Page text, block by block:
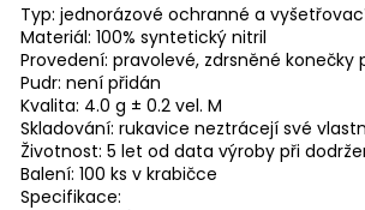
Typ: jednorázové ochranné a
Materiál: 100% syntetický nitril
Provedení: pravolevé, zdrsněné
Pudr: není přidán
Kvalita: 4.0 g ± 0.2 vel. M
Skladování: rukavice neztrácejí své
Životnost: 5 let od data výroby při
Balení: 100 ks v krabičce
Specifikace: